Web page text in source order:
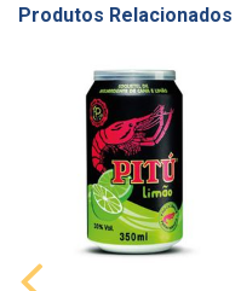
Produtos Relacionados